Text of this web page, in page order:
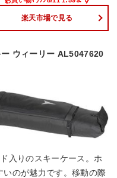
楽天市場で見る
ウィーリー AL5047620
入りのスキーケース。ホ
のが魅力です。移動の際